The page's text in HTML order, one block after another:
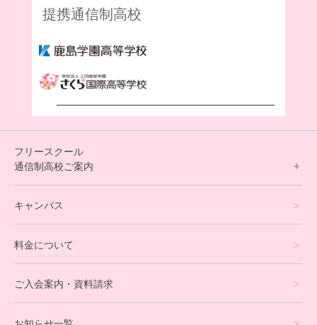
提携通信制高校
フリースクール
通信制高校ご案内
オンラインコース
eスポーツコース
キャンパス
料金について
ご入会案内・資料請求